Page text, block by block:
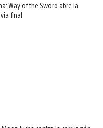
Way of the Sword abre la
final